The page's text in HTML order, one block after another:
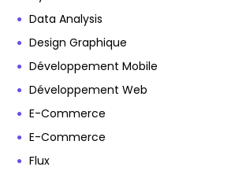
Data Analysis
Design Graphique
Développement Mobile
Développement Web
E-Commerce
E-Commerce
Flux